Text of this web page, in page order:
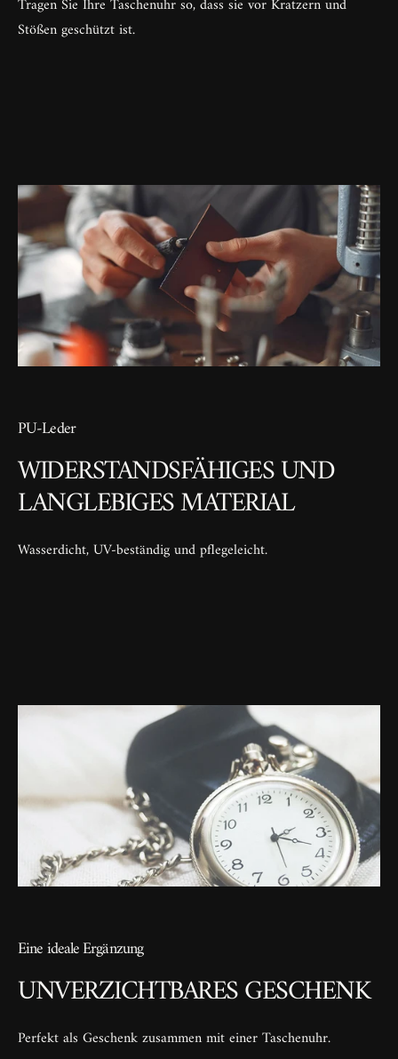
Feuchtigkeitseintritt in das Gehäuse und
Tragen Sie Ihre Taschenuhr so, dass sie vor Kratzern und
Stößen geschützt ist.
PU-Leder
WIDERSTANDSFÄHIGES UND
LANGLEBIGES MATERIAL
Wasserdicht, UV-beständig und pflegeleicht.
Eine ideale Ergänzung
UNVERZICHTBARES GESCHENK
Perfekt als Geschenk zusammen mit einer Taschenuhr.